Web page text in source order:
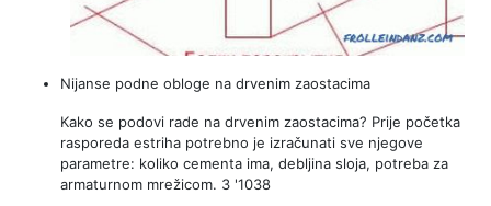
Nijanse podne obloge na drvenim zaostacima
Kako se podovi rade na drvenim zaostacima? Prije početka
rasporeda estriha potrebno je izračunati sve njegove
parametre: koliko cementa ima, debljina sloja, potreba za
armaturnom mrežicom. 3 '1038